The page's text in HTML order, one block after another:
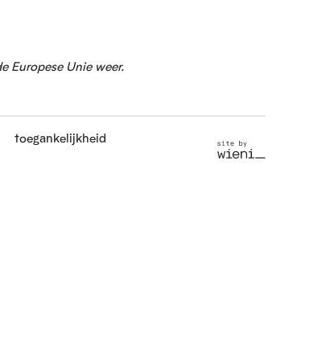
Europese Unie weer.
toegankelijkheid
S